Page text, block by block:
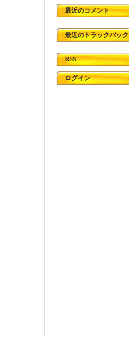
最近のコメント
最近のトラックバック
RSS
ログイン